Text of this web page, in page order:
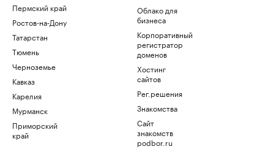
Пермский край
Ростов-на-Дону
Татарстан
Тюмень
Черноземье
Кавказ
Карелия
Мурманск
Приморский
край
Облако для
бизнеса
Корпоративный
регистратор
доменов
Хостинг
сайтов
Рег.решения
Знакомства
Сайт
знакомств
podbor.ru